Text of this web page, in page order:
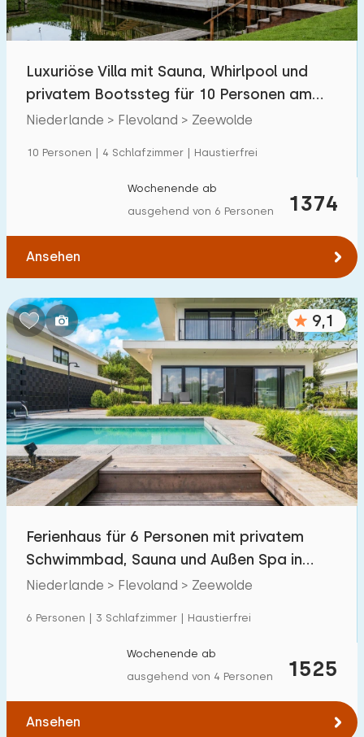
Kindereinrichtungen im Park 11
Zugänglichkeit
Luxuriöse Villa mit Sauna, Whirlpool und
privatem Bootssteg für 10 Personen am
Wasser
Niederlande > Flevoland > Zeewolde
10 Personen | 4 Schlafzimmer | Haustierfrei
1374
Wochenende ab
ausgehend von 6 Personen
Ansehen
9,1
Ferienhaus für 6 Personen mit privatem
Schwimmbad, Sauna und Außen Spa in
Zeewolde
Niederlande > Flevoland > Zeewolde
6 Personen | 3 Schlafzimmer | Haustierfrei
1525
Wochenende ab
ausgehend von 4 Personen
Ansehen